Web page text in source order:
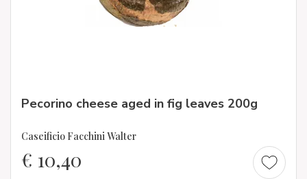
Pecorino cheese aged in fig leaves 200g
Caseificio Facchini Walter
€ 10,40